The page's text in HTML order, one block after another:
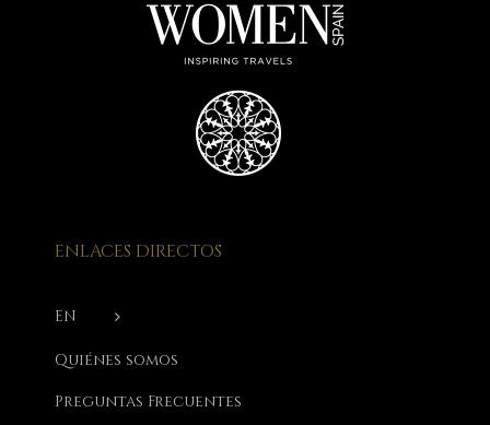
ENLACES DIRECTOS
EN
Quiénes somos
Preguntas Frecuentes